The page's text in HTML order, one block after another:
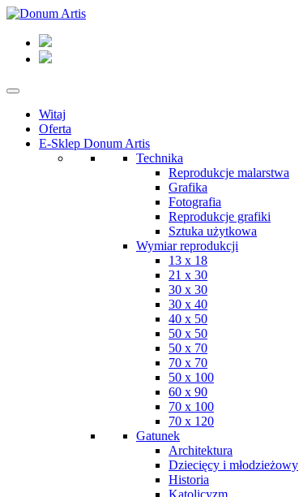
Witaj
Oferta
E-Sklep Donum Artis
Technika
Reprodukcje malarstwa
Grafika
Fotografia
Reprodukcje grafiki
Sztuka użytkowa
Wymiar reprodukcji
13 x 18
21 x 30
30 x 30
30 x 40
40 x 50
50 x 50
50 x 70
70 x 70
50 x 100
60 x 90
70 x 100
70 x 120
Gatunek
Architektura
Dziecięcy i młodzieżowy
Historia
Katolicyzm